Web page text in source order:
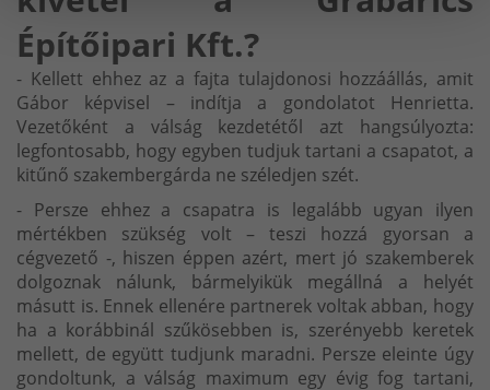
Építőipari Kft.?
- Kellett ehhez az a fajta tulajdonosi hozzáállás, amit
Gábor képvisel – indítja a gondolatot Henrietta.
Vezetőként a válság kezdetétől azt hangsúlyozta:
legfontosabb, hogy egyben tudjuk tartani a csapatot, a
kitűnő szakembergárda ne széledjen szét.
- Persze ehhez a csapatra is legalább ugyan ilyen
mértékben szükség volt – teszi hozzá gyorsan a
cégvezető -, hiszen éppen azért, mert jó szakemberek
dolgoznak nálunk, bármelyikük megállná a helyét
másutt is. Ennek ellenére partnerek voltak abban, hogy
ha a korábbinál szűkösebben is, szerényebb keretek
mellett, de együtt tudjunk maradni. Persze eleinte úgy
gondoltunk, a válság maximum egy évig fog tartani,